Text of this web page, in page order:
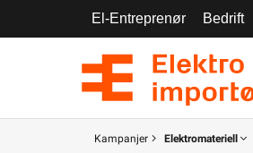
El-Entreprenør Bedrift
Kampanjer Elektromateriell